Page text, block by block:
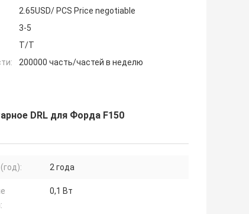
2.65USD/ PCS Price negotiable
3-5
T/T
200000 часть/частей в неделю
DRL для Форда F150
2 года
0,1 Вт